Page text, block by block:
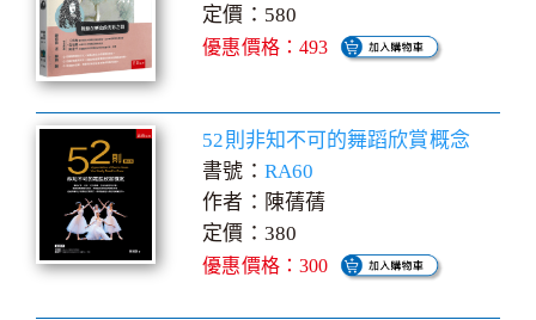
定價：580
優惠價格：493
52則非知不可的舞蹈欣賞概念
書號： RA60
作者：陳蒨蒨
定價：380
優惠價格：300